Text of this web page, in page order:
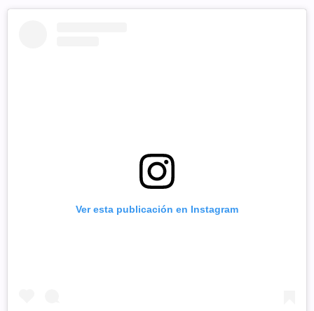
Ver esta publicación en Instagram